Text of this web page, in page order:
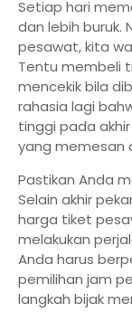
Setiap hari
dan lebih buruk.
pesawat, kita
Tentu membeli
mencekik bila
rahasia lagi
tinggi pada
yang memesan
Pastikan Anda
Selain akhir
harga tiket
melakukan
Anda harus
pemilihan jam
langkah bijak